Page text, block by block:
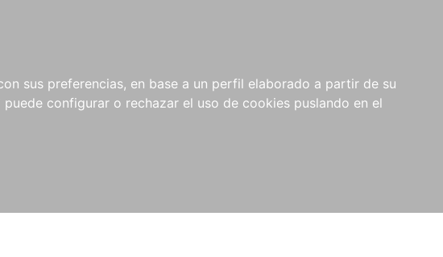
sus preferencias, en base a un perfil elaborado a partir de su
puede configurar o rechazar el uso de cookies puslando en el
NOVEDADES NOTICIAS
COMPRAS
INSTITUCIONALES